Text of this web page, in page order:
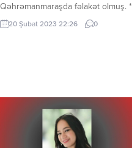
Qəhrəmanmaraşda fəlakət olmuş. *
Yüz ilin ən böyük fəlakətini, Yaşadı
Türkiyə bircə gecədə. Bir anda
20 Şubat 2023 22:26 0